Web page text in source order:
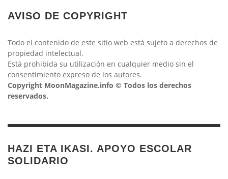
AVISO DE COPYRIGHT
Todo el contenido de este sitio web está sujeto a derechos de
propiedad intelectual.
Está prohibida su utilización en cualquier medio sin el
consentimiento expreso de los autores.
Copyright MoonMagazine.info © Todos los derechos
reservados.
HAZI ETA IKASI. APOYO ESCOLAR
SOLIDARIO